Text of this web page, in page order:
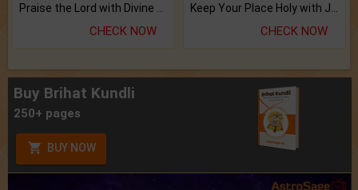
Praise the Lord with Divine Energies of Mala.
CHECK NOW
Keep Your Place Holy with Jadi.
CHECK NOW
Buy Brihat Kundli
250+ pages
BUY NOW